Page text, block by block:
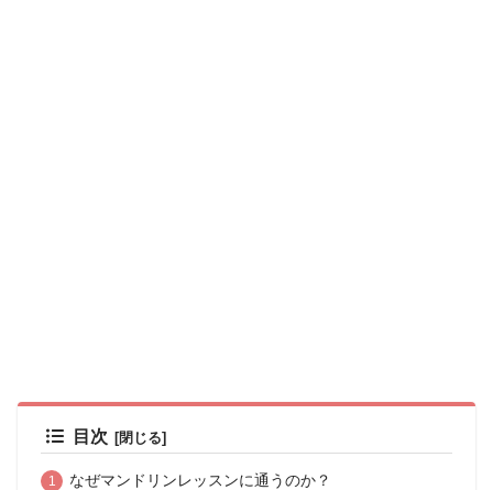
目次
なぜマンドリンレッスンに通うのか？